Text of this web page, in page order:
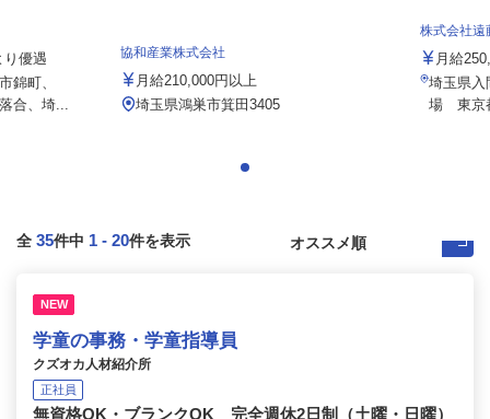
優遇
錦町、
合、埼...
協和産業株式会社
月給210,000円以上
埼玉県鴻巣市箕田3405
株式会社遠
月給
埼玉県入
場 東京
全 35件中 1 - 20件を表示
NEW
学童の事務・学童指導員
クズオカ人材紹介所
正社員
無資格OK・ブランクOK 完全週休2日制（土曜・日曜）